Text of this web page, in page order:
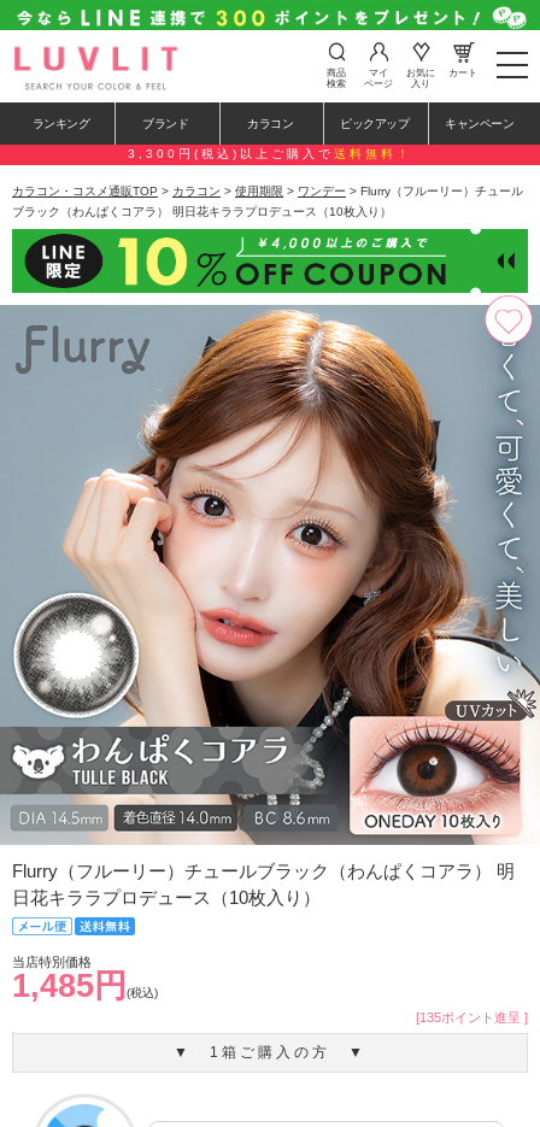
t
o
e
n
a
a
i
o
n
商品
検索
マイ
ページ
お気に
入り
カート
ランキング ブランド カラコン ピックアップ キャンペーン
3,300円(税込)以上ご購入で 送料無料！
カラコン・コスメ通販TOP > カラコン > 使用期限 > ワンデー > Flurry（フルーリー）チュール
ブラック（わんぱくコアラ） 明日花キララプロデュース（10枚入り）
Flurry（フルーリー）チュールブラック（わんぱくコアラ） 明
日花キララプロデュース（10枚入り）
当店特別価格
1,485円 (税込)
[135ポイント進呈 ]
▼ 1箱ご購入の方 ▼